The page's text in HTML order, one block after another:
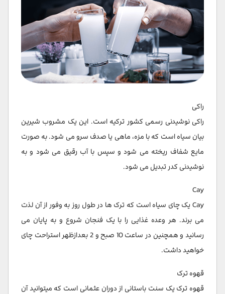
راکی
راکی نوشیدنی رسمی کشور ترکیه است. این یک مشروب شیرین
بیان سیاه است که با مزه، ماهی یا صدف سرو می شود. به صورت
مایع شفاف ریخته می شود و سپس با آب رقیق می شود و به
نوشیدنی کدر تبدیل می شود.
Cay
Cay یک چای سیاه است که ترک ها در طول روز به وفور از آن لذت
می برند. هر وعده غذایی را با یک فنجان شروع و به پایان می
رسانید و همچنین در ساعت 10 صبح و 2 بعدازظهر استراحت چای
خواهید داشت.
قهوه ترک
قهوه ترک یک سنت باستانی از دوران عثمانی است که میتوانید آن